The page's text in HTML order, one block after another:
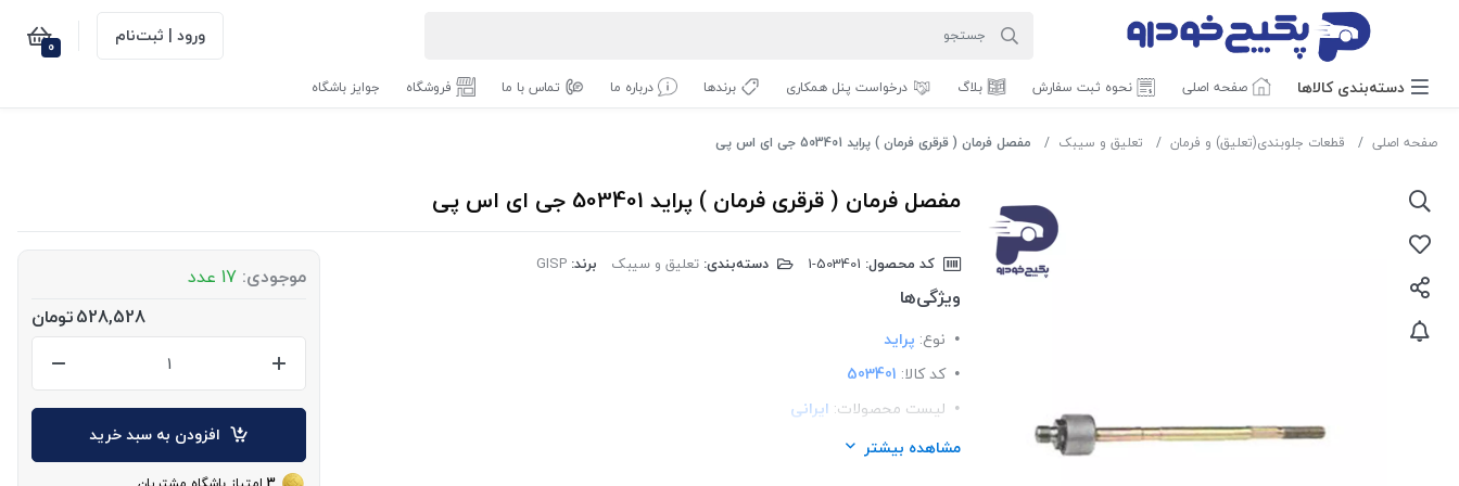
ورود | ثبت‌نام 0
دسته‌بندی‌ کالاها صفحه اصلی نحوه ثبت سفارش بلاگ درخواست پنل همکاری برندها درباره ما تماس با ما فروشگاه جوایز باشگاه
صفحه اصلی قطعات جلوبندی(تعلیق) و فرمان تعلیق و سیبک مفصل فرمان ( قرقری فرمان ) پراید 503401 جی ای اس پی
مفصل فرمان ( قرقری فرمان ) پراید 503401 جی ای اس پی
کد محصول: دسته‌بندی: تعلیق و سیبک برند: GISP
ویژگی‌ها
نوع: پراید
کد کالا: 503401
لیست محصولات: ایرانی
برند:GISP
مشاهده بیشتر
موجودی: 17 عدد
528,528تومان
افزودن به سبد خرید